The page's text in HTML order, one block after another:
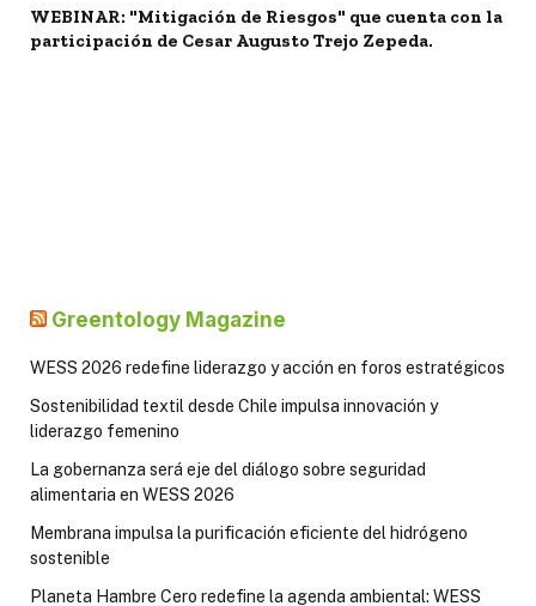
WEBINAR: "Mitigación de Riesgos" que cuenta con la
participación de Cesar Augusto Trejo Zepeda.
Greentology Magazine
WESS 2026 redefine liderazgo y acción en foros estratégicos
Sostenibilidad textil desde Chile impulsa innovación y
liderazgo femenino
La gobernanza será eje del diálogo sobre seguridad
alimentaria en WESS 2026
Membrana impulsa la purificación eficiente del hidrógeno
sostenible
Planeta Hambre Cero redefine la agenda ambiental: WESS